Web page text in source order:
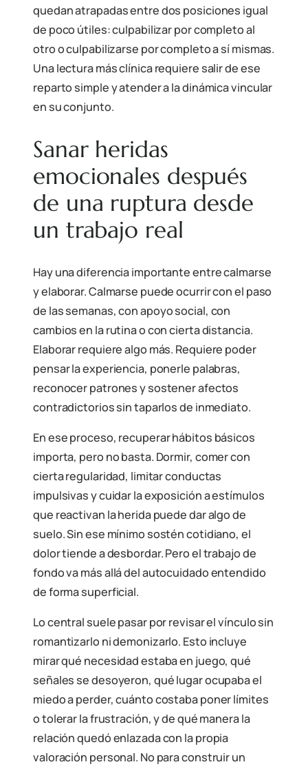
quedan atrapadas entre dos posiciones igual
de poco útiles: culpabilizar por completo al
otro o culpabilizarse por completo a sí mismas.
Una lectura más clínica requiere salir de ese
reparto simple y atender a la dinámica vincular
en su conjunto.
Sanar heridas
emocionales después
de una ruptura desde
un trabajo real
Hay una diferencia importante entre calmarse
y elaborar. Calmarse puede ocurrir con el paso
de las semanas, con apoyo social, con
cambios en la rutina o con cierta distancia.
Elaborar requiere algo más. Requiere poder
pensar la experiencia, ponerle palabras,
reconocer patrones y sostener afectos
contradictorios sin taparlos de inmediato.
En ese proceso, recuperar hábitos básicos
importa, pero no basta. Dormir, comer con
cierta regularidad, limitar conductas
impulsivas y cuidar la exposición a estímulos
que reactivan la herida puede dar algo de
suelo. Sin ese mínimo sostén cotidiano, el
dolor tiende a desbordar. Pero el trabajo de
fondo va más allá del autocuidado entendido
de forma superficial.
Lo central suele pasar por revisar el vínculo sin
romantizarlo ni demonizarlo. Esto incluye
mirar qué necesidad estaba en juego, qué
señales se desoyeron, qué lugar ocupaba el
miedo a perder, cuánto costaba poner límites
o tolerar la frustración, y de qué manera la
relación quedó enlazada con la propia
valoración personal. No para construir un